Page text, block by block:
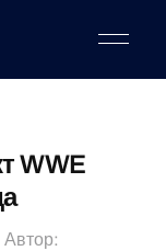
WWE
Автор: